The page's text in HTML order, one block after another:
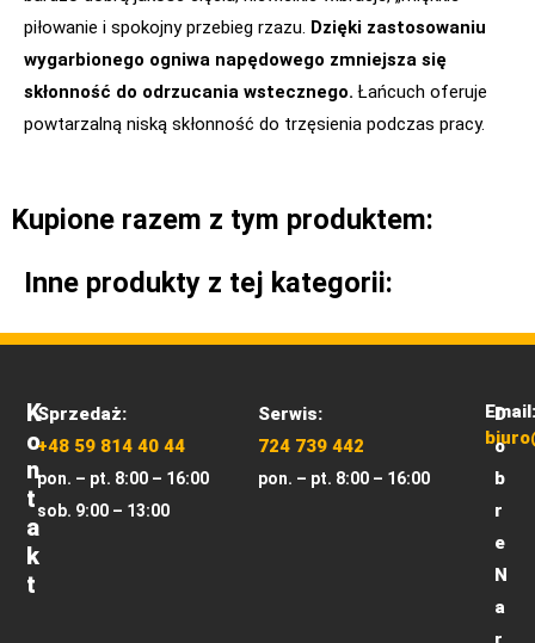
piłowanie i spokojny przebieg rzazu. Dzięki zastosowaniu
wygarbionego ogniwa napędowego zmniejsza się
skłonność do odrzucania wstecznego. Łańcuch oferuje
powtarzalną niską skłonność do trzęsienia podczas pracy.
Kupione razem z tym produktem:
Inne produkty z tej kategorii:
K
O
N
T
A
K
T
Sprzedaż:
+48 59 814 40 44
pon. – pt. 8:00 – 16:00
sob. 9:00 – 13:00
Serwis:
724 739 442
pon. – pt. 8:00 – 16:00
Email:
D
o
b
r
e
N
a